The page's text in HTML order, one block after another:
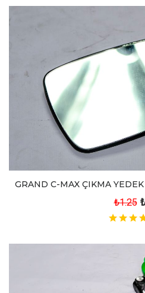
GRAND C-MAX ÇIKMA
₺1.25